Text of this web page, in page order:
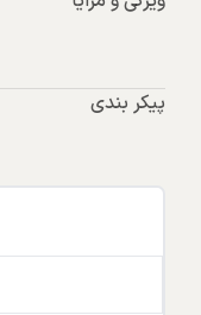
پیکر بندی